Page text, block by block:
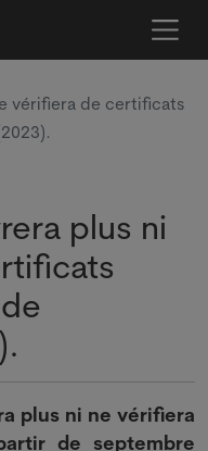
vérifiera de certificats
plus ni
plus ni ne vérifiera
de septembre